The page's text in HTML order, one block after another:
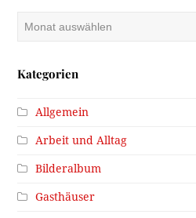
Archiv
Kategorien
Allgemein
Arbeit und Alltag
Bilderalbum
Gasthäuser